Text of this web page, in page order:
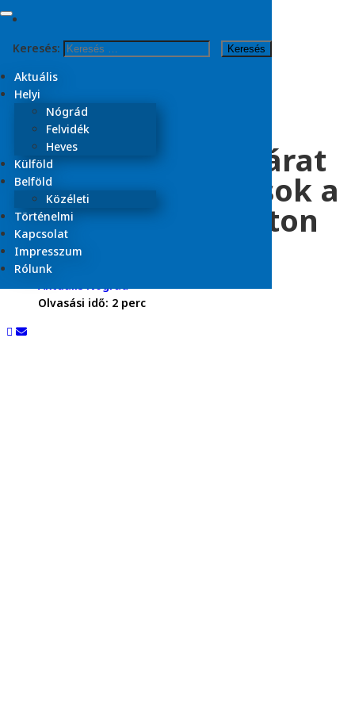
Skip to content
Keresés:
Aktuális
Helyi
Nógrád
Felvidék
Heves
Külföld
Belföld
Közéleti
Történelmi
Kapcsolat
Impresszum
Rólunk
Kezdőlap
2026
május
21
Megszegik az útzárat
a felelőtlen autósok a
patvarci bekötőúton
2026.05.21.
Aktuális Nógrád
Olvasási idő: 2 perc